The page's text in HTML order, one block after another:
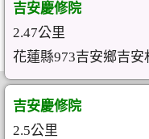
吉安慶修院
2.47公里
花蓮縣973吉安鄉吉安
吉安慶修院
2.5公里